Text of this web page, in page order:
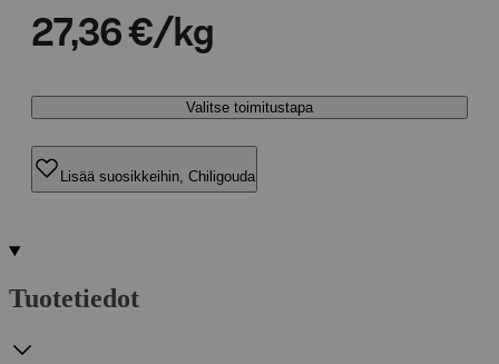
27,36 €/kg
Valitse toimitustapa
Lisää suosikkeihin, Chiligouda
Tuotetiedot